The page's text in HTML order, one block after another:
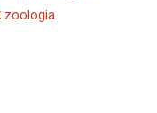
zoologia